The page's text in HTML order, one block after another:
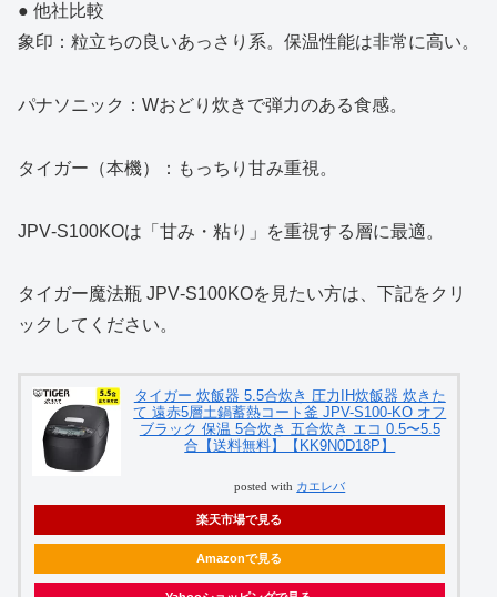
● 他社比較
象印：粒立ちの良いあっさり系。保温性能は非常に高い。
パナソニック：Wおどり炊きで弾力のある食感。
タイガー（本機）：もっちり甘み重視。
JPV‑S100KOは「甘み・粘り」を重視する層に最適。
タイガー魔法瓶 JPV‑S100KOを見たい方は、下記をクリ
ックしてください。
タイガー 炊飯器 5.5合炊き 圧力IH炊飯器 炊きた
て 遠赤5層土鍋蓄熱コート釜 JPV-S100-KO オフ
ブラック 保温 5合炊き 五合炊き エコ 0.5〜5.5
合【送料無料】【KK9N0D18P】
posted with カエレバ
楽天市場で見る
Amazonで見る